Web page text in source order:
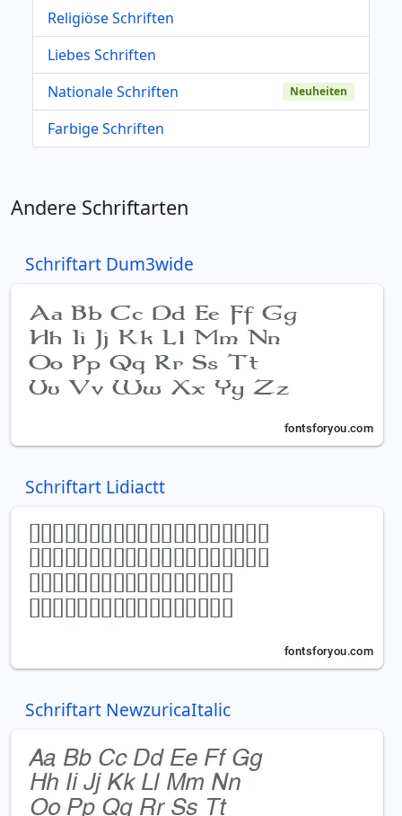
Religiöse Schriften
Liebes Schriften
Nationale Schriften
Neuheiten
Farbige Schriften
Andere Schriftarten
Schriftart Dum3wide
Schriftart Lidiactt
Schriftart NewzuricaItalic